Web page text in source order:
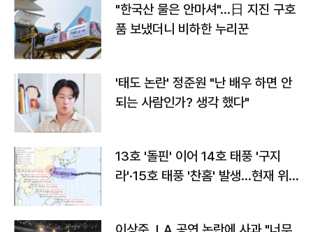
"한국산 물은 안마셔"…日 지진 구호
품 보냈더니 비하한 누리꾼
'태도 논란' 정준원 "난 배우 하면 안
되는 사람인가? 생각 했다"
13호 '돌핀' 이어 14호 태풍 '구지
라'·15호 태풍 '찬홈' 발생…현재 위